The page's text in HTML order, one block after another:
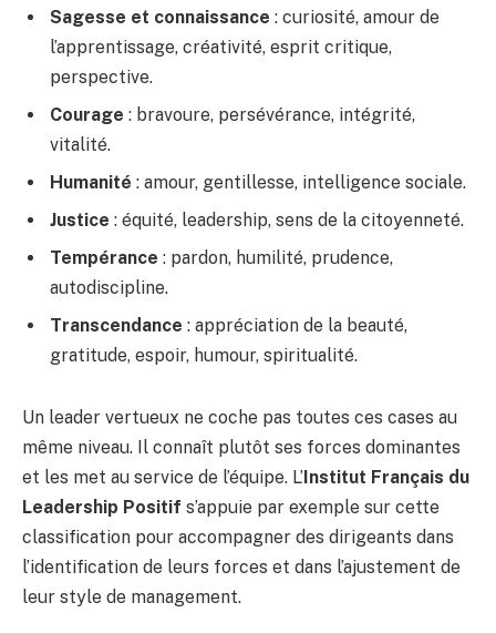
Sagesse et connaissance : curiosité, amour de
l’apprentissage, créativité, esprit critique,
perspective.
Courage : bravoure, persévérance, intégrité,
vitalité.
Humanité : amour, gentillesse, intelligence sociale.
Justice : équité, leadership, sens de la citoyenneté.
Tempérance : pardon, humilité, prudence,
autodiscipline.
Transcendance : appréciation de la beauté,
gratitude, espoir, humour, spiritualité.
Un leader vertueux ne coche pas toutes ces cases au
même niveau. Il connaît plutôt ses forces dominantes
et les met au service de l’équipe. L’Institut Français du
Leadership Positif s’appuie par exemple sur cette
classification pour accompagner des dirigeants dans
l’identification de leurs forces et dans l’ajustement de
leur style de management.